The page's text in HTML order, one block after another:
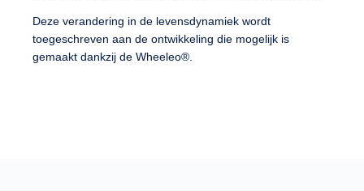
Deze verandering in de levensdynamiek wordt
toegeschreven aan de ontwikkeling die mogelijk is
gemaakt dankzij de Wheeleo®.